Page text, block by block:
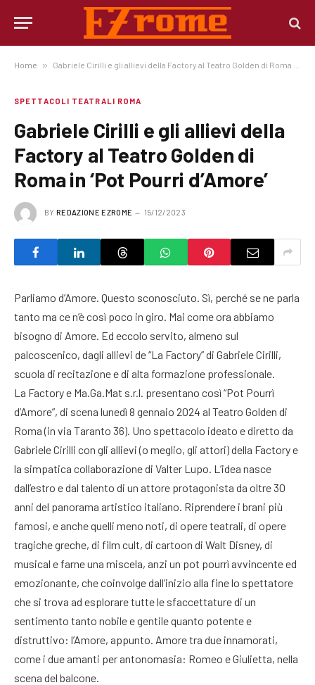
Home » Gabriele Cirilli e gli allievi della Factory al Teatro Golden di Roma in ‘Pot Pourri d’Amore’
SPETTACOLI TEATRALI ROMA
Gabriele Cirilli e gli allievi della
Factory al Teatro Golden di
Roma in ‘Pot Pourri d’Amore’
BY REDAZIONE EZROME 15/12/2023
Parliamo d’Amore. Questo sconosciuto. Sì, perché se ne parla
tanto ma ce n’è così poco in giro. Mai come ora abbiamo
bisogno di Amore. Ed eccolo servito, almeno sul
palcoscenico, dagli allievi de “La Factory” di Gabriele Cirilli,
scuola di recitazione e di alta formazione professionale.
La Factory e Ma.Ga.Mat s.r.l. presentano così “Pot Pourrì
d’Amore”, di scena lunedì 8 gennaio 2024 al Teatro Golden di
Roma (in via Taranto 36). Uno spettacolo ideato e diretto da
Gabriele Cirilli con gli allievi (o meglio, gli attori) della Factory e
la simpatica collaborazione di Valter Lupo. L’idea nasce
dall’estro e dal talento di un attore protagonista da oltre 30
anni del panorama artistico italiano. Riprendere i brani più
famosi, e anche quelli meno noti, di opere teatrali, di opere
tragiche greche, di film cult, di cartoon di Walt Disney, di
musical e farne una miscela, anzi un pot pourrì avvincente ed
emozionante, che coinvolge dall’inizio alla fine lo spettatore
che si trova ad esplorare tutte le sfaccettature di un
sentimento tanto nobile e gentile quanto potente e
distruttivo: l’Amore, appunto. Amore tra due innamorati,
come i due amanti per antonomasia: Romeo e Giulietta, nella
scena del balcone.